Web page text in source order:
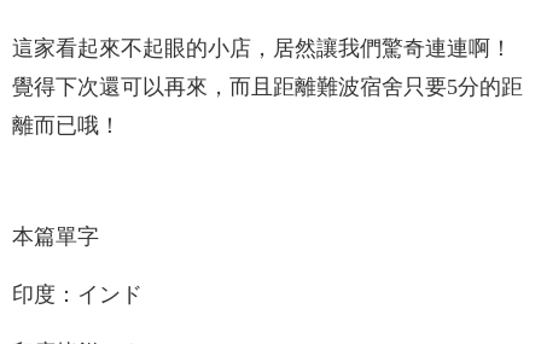
這家看起來不起眼的小店，居然讓我們驚奇連連啊！
覺得下次還可以再來，而且距離難波宿舍只要5分的距
離而已哦！
本篇單字
印度：インド